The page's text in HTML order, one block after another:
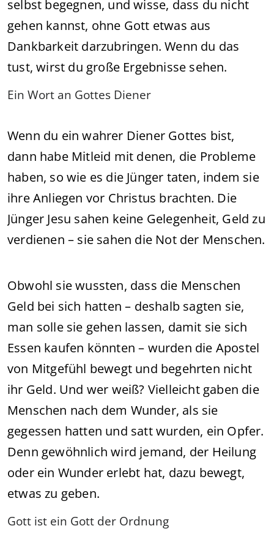
selbst begegnen, und wisse, dass du nicht
gehen kannst, ohne Gott etwas aus
Dankbarkeit darzubringen. Wenn du das
tust, wirst du große Ergebnisse sehen.
Ein Wort an Gottes Diener
Wenn du ein wahrer Diener Gottes bist,
dann habe Mitleid mit denen, die Probleme
haben, so wie es die Jünger taten, indem sie
ihre Anliegen vor Christus brachten. Die
Jünger Jesu sahen keine Gelegenheit, Geld zu
verdienen – sie sahen die Not der Menschen.
Obwohl sie wussten, dass die Menschen
Geld bei sich hatten – deshalb sagten sie,
man solle sie gehen lassen, damit sie sich
Essen kaufen könnten – wurden die Apostel
von Mitgefühl bewegt und begehrten nicht
ihr Geld. Und wer weiß? Vielleicht gaben die
Menschen nach dem Wunder, als sie
gegessen hatten und satt wurden, ein Opfer.
Denn gewöhnlich wird jemand, der Heilung
oder ein Wunder erlebt hat, dazu bewegt,
etwas zu geben.
Gott ist ein Gott der Ordnung